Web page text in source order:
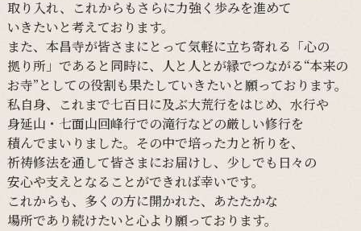
取り入れ、
これからも さらに力強く 歩みを進めて
いきたいと考えております。
また、 本昌寺が皆さまにとって気軽に立ち寄れる 「心の
拠り所」であると同時に、 人と 人とが縁でつながる“本来の
お寺”と しての役割も果たしていきたいと願っております。
私自身、
これまで七百日に及ぶ大荒行をはじめ、 水行や
身延山・ 七面山回峰行での滝行などの厳しい修行を
積んでまいりました。 その中で培った力と祈りを、
祈祷修法を通して皆さまにお届けし、 少しでも 日々の
安心や支えとなる ことができれば幸いです。
これからも、 多くの方に開かれた、 あたたかな
場所であり続けたいと心より願っております。